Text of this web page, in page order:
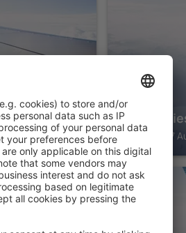
Hotel
Kulmain, 07
WUNSIEDEL